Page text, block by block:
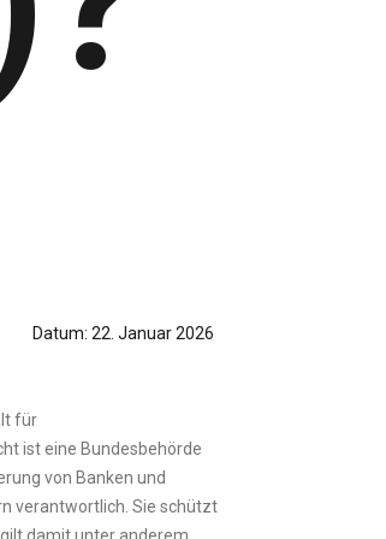
Datum: 22. Januar 2026
für
ist eine Bundesbehörde
von Banken und
verantwortlich. Sie schützt
damit unter anderem